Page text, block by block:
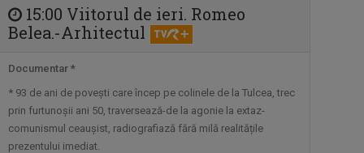
...
PORTRET DE ARTIST
15:00 Viitorul de ieri. Romeo
Belea.-Arhitectul
Documentar *
* 93 de ani de povești care încep pe colinele de la Tulcea, trec
prin furtunoșii ani 50, traversează-de la agonie la extaz-
comunismul ceaușist, radiografiază fără milă realitățile
prezentului imediat.